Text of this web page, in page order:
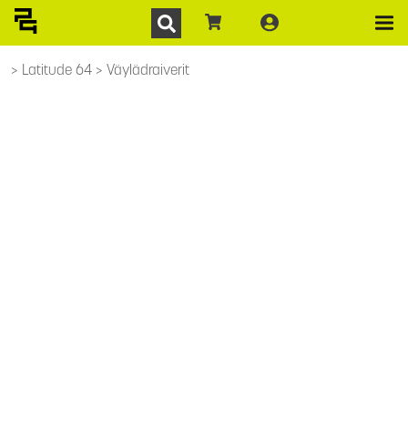
Latitude 64 Väylädraiverit